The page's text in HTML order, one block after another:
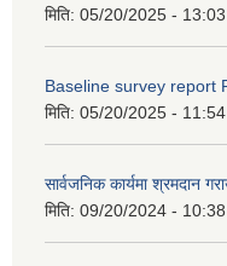
मिति: 05/20/2025 - 13:03
Baseline survey report
मिति: 05/20/2025 - 11:54
सार्वजनिक कार्यमा श्रमदान
मिति: 09/20/2024 - 10:38